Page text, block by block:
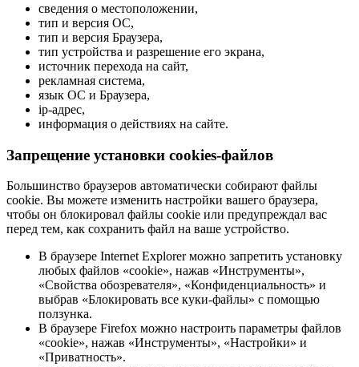
сведения о местоположении,
тип и версия ОС,
тип и версия Браузера,
тип устройства и разрешение его экрана,
источник перехода на сайт,
рекламная система,
язык ОС и Браузера,
ip-адрес,
информация о действиях на сайте.
Запрещение установки cookies-файлов
Большинство браузеров автоматически собирают файлы
cookie. Вы можете изменить настройки вашего браузера,
чтобы он блокировал файлы cookie или предупреждал вас
перед тем, как сохранить файл на ваше устройство.
В браузере Internet Explorer можно запретить установку
любых файлов «cookie», нажав «Инструменты»,
«Свойства обозревателя», «Конфиденциальность» и
выбрав «Блокировать все куки-файлы» с помощью
ползунка.
В браузере Firefox можно настроить параметры файлов
«cookie», нажав «Инструменты», «Настройки» и
«Приватность».